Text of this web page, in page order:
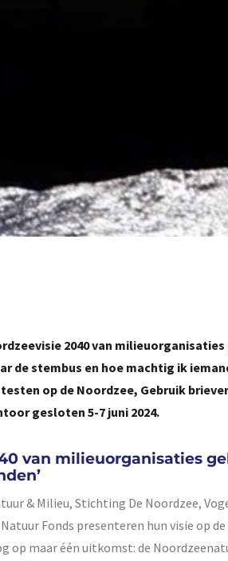
2040 van
de stembus en hoe machtig ik
op de Noordzee, Gebruik
gesloten 5-7 juni 2024.
van milieuorganisaties
& Milieu, Stichting De Noordzee,
Fonds presenteren hun visie op
op maar één uitkomst: de